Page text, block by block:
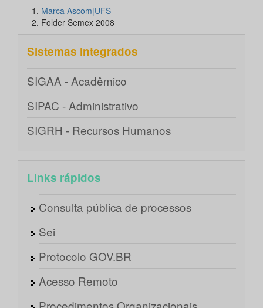
Marca Ascom|UFS
Folder Semex 2008
Sistemas integrados
SIGAA - Acadêmico
SIPAC - Administrativo
SIGRH - Recursos Humanos
Links rápidos
Consulta pública de processos
Sei
Protocolo GOV.BR
Acesso Remoto